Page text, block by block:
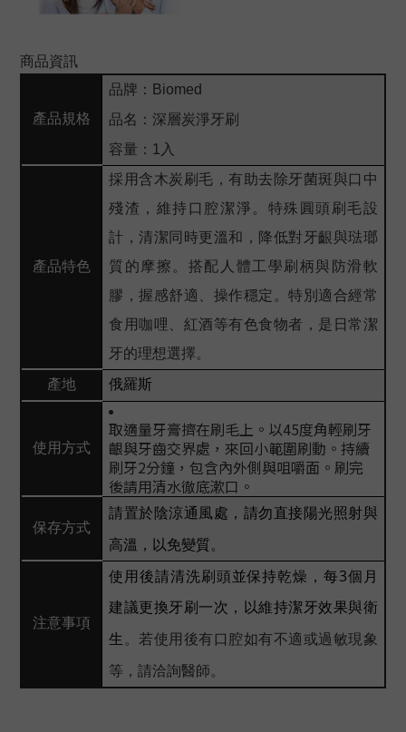
商品資訊
產品規格
品牌：Biomed
品名：深層炭淨牙刷
容量：1入
產品特色
採用含木炭刷毛，有助去除牙菌斑與口中
殘渣，維持口腔潔淨。特殊圓頭刷毛設
計，清潔同時更溫和，降低對牙齦與琺瑯
質的摩擦。搭配人體工學刷柄與防滑軟
膠，握感舒適、操作穩定。特別適合經常
食用咖哩、紅酒等有色食物者，是日常潔
牙的理想選擇。
產地 俄羅斯
使用方式
取適量牙膏擠在刷毛上。以45度角輕刷牙
齦與牙齒交界處，來回小範圍刷動。持續
刷牙2分鐘，包含內外側與咀嚼面。刷完
後請用清水徹底漱口。
保存方式
請置於陰涼通風處，請勿直接陽光照射與
高溫，以免變質。
注意事項
使用後請清洗刷頭並保持乾燥，每3個月
建議更換牙刷一次，以維持潔牙效果與衛
生 。若使用後有口腔如有不適或過敏現象
等，請洽詢醫師。